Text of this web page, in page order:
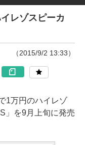
レゾスピーカ
（2015/9/2 13:33）
1万円のハイレゾ
」を9月上旬に発売